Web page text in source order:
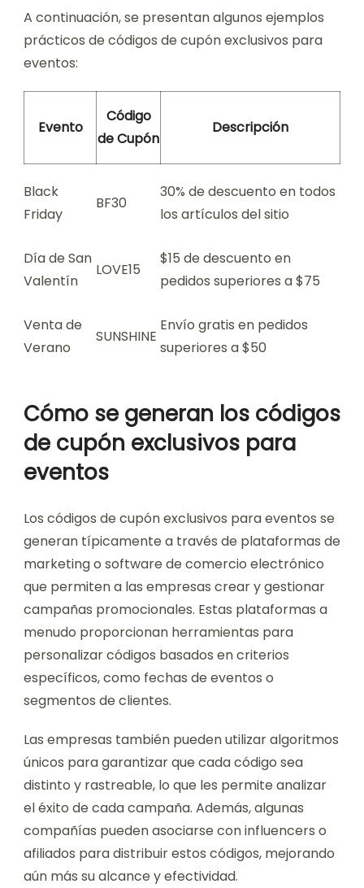
A continuación, se presentan algunos ejemplos
prácticos de códigos de cupón exclusivos para
eventos:
Evento
Código
de Cupón
Descripción
Black
Friday
BF30
30% de descuento en todos
los artículos del sitio
Día de San
Valentín
LOVE15
$15 de descuento en
pedidos superiores a $75
Venta de
Verano
SUNSHINE
Envío gratis en pedidos
superiores a $50
Cómo se generan los códigos
de cupón exclusivos para
eventos
Los códigos de cupón exclusivos para eventos se
generan típicamente a través de plataformas de
marketing o software de comercio electrónico
que permiten a las empresas crear y gestionar
campañas promocionales. Estas plataformas a
menudo proporcionan herramientas para
personalizar códigos basados en criterios
específicos, como fechas de eventos o
segmentos de clientes.
Las empresas también pueden utilizar algoritmos
únicos para garantizar que cada código sea
distinto y rastreable, lo que les permite analizar
el éxito de cada campaña. Además, algunas
compañías pueden asociarse con influencers o
afiliados para distribuir estos códigos, mejorando
aún más su alcance y efectividad.